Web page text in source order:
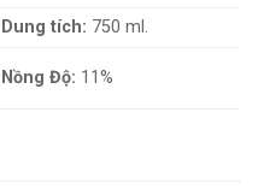
Dung tích: 750 ml.
Nồng Độ: 11%